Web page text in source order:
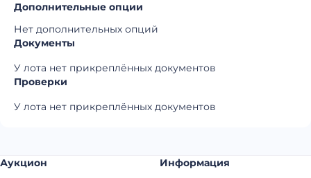
Дополнительные опции
Нет дополнительных опций
Документы
У лота нет прикреплённых документов
Проверки
У лота нет прикреплённых документов
Аукцион Информация